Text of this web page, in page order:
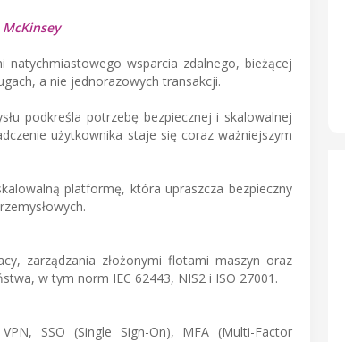
wsparcia zdalnego, bieżącej
a nie jednorazowych transakcji.
podkreśla potrzebę bezpiecznej i skalowalnej
użytkownika staje się coraz ważniejszym
platformę, która upraszcza bezpieczny
zarządzania złożonymi flotami maszyn oraz
w tym norm IEC 62443, NIS2 i ISO 27001.
SSO (Single Sign-On), MFA (Multi-Factor